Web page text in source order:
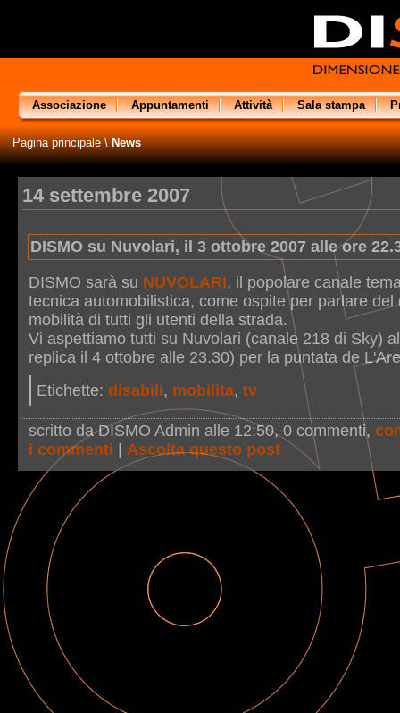
Associazione Appuntamenti Attività Sala stampa
Pagina principale\News
14 settembre 2007
DISMO su Nuvolari, il 3 ottobre 2007 alle ore
DISMO sarà su NUVOLARI, il popolare canale
tecnica automobilistica, come ospite per parlare del
mobilità di tutti gli utenti della strada.
Vi aspettiamo tutti su Nuvolari (canale 218 di Sky)
replica il 4 ottobre alle 23.30) per la puntata de
Etichette:disabili, mobilita,tv
scritto da DISMO Admin alle 12:50, 0 commenti,
i commenti | Ascolta questo post